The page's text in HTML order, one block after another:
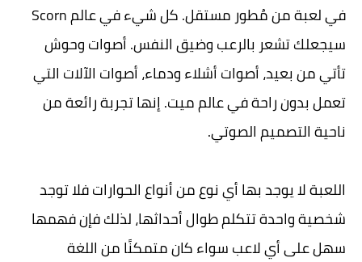
في لعبة من مُطور مستقل. كل شيء في عالم Scorn
سيجعلك تشعر بالرعب وضيق النفس. أصوات وحوش
تأتي من بعيد، أصوات أشلاء ودماء، أصوات الآلات التي
تعمل بدون راحة في عالم ميت. إنها تجربة رائعة من
ناحية التصميم الصوتي.
اللعبة لا يوجد بها أي نوع من أنواع الحوارات فلا توجد
شخصية واحدة تتكلم طوال أحداثها، لذلك فإن فهمها
سهل على أي لاعب سواء كان متمكنًا من اللغة